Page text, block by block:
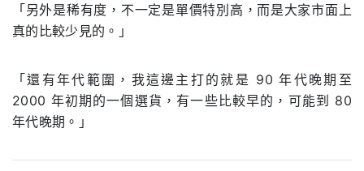
「另外是稀有度，不一定是單價特別高，而是大家市面上
真的比較少見的。」
「還有年代範圍，我這邊主打的就是 90 年代晚期至
2000 年初期的一個選貨，有一些比較早的，可能到 80
年代晚期。」